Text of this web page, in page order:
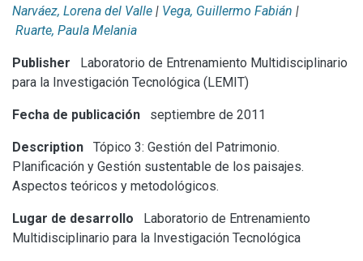
Narváez, Lorena del Valle | Vega, Guillermo Fabián |
Ruarte, Paula Melania
Publisher
Laboratorio de Entrenamiento Multidisciplinario
para la Investigación Tecnológica (LEMIT)
Fecha de publicación septiembre de 2011
Description
Tópico 3: Gestión del Patrimonio.
Planificación y Gestión sustentable de los paisajes.
Aspectos teóricos y metodológicos.
Lugar de desarrollo
Laboratorio de Entrenamiento
Multidisciplinario para la Investigación Tecnológica